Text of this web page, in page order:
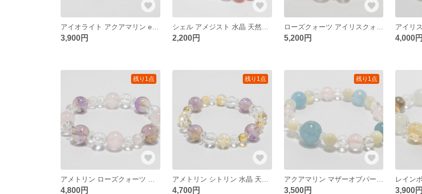
3,900円 2,200円 5,200円 4,000円
残り1点
4,800円
残り1点
4,700円
残り1点
3,500円 3,900円